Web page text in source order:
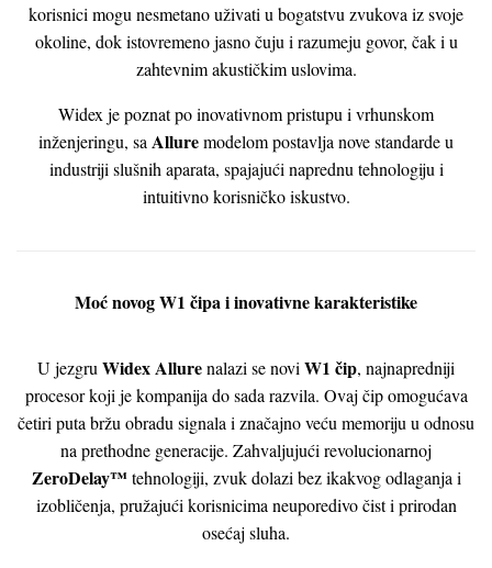
korisnici mogu nesmetano uživati u bogatstvu zvukova iz svoje
okoline, dok istovremeno jasno čuju i razumeju govor, čak i u
zahtevnim akustičkim uslovima.
Widex je poznat po inovativnom pristupu i vrhunskom
inženjeringu, sa Alluremodelom postavlja nove standarde u
industriji slušnih aparata, spajajući naprednu tehnologiju i
intuitivno korisničko iskustvo.
Moć novog W1 čipa i inovativne karakteristike
U jezgru Widex Allurenalazi se novi W1 čip, najnapredniji
procesor koji je kompanija do sada razvila. Ovaj čip omogućava
četiri puta bržu obradu signala i značajno veću memoriju u odnosu
na prethodne generacije. Zahvaljujući revolucionarnoj
ZeroDelay™tehnologiji, zvuk dolazi bez ikakvog odlaganja i
izobličenja, pružajući korisnicima neuporedivo čist i prirodan
osećaj sluha.